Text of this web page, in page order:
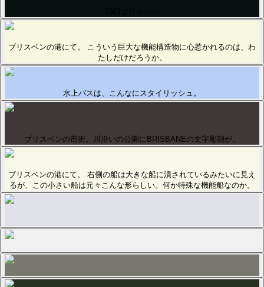
ブリスベンの港にて。 こういう巨大な機能構造物に心惹かれるのは、わ
たしだけだろうか。
水上バスは、こんなにスタイリッシュ。
ブリスベンの市街。川沿いの公園にBRISBANEの文字彫刻が。
ブリスベンの港にて。 右側の船は大きな船に潰されているみたいに見え
るが、この小さい船は元々こんな形らしい。何か特殊な機能船なのか。